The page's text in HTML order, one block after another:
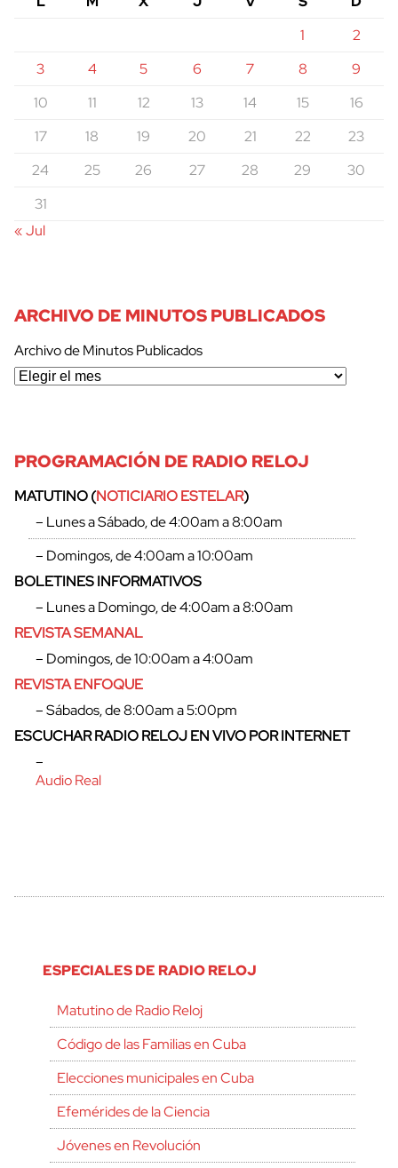
1
2
3
4 5 6 7 8
9
10
11 12 13 14 15
16
17
18 19 20 21 22
23
24
25 26 27 28 29
30
31
« Jul
ARCHIVO DE MINUTOS PUBLICADOS
Archivo de Minutos Publicados
PROGRAMACIÓN DE RADIO RELOJ
MATUTINO (NOTICIARIO ESTELAR)
– Lunes a Sábado, de 4:00am a 8:00am
– Domingos, de 4:00am a 10:00am
BOLETINES INFORMATIVOS
– Lunes a Domingo, de 4:00am a 8:00am
REVISTA SEMANAL
– Domingos, de 10:00am a 4:00am
REVISTA ENFOQUE
– Sábados, de 8:00am a 5:00pm
ESCUCHAR RADIO RELOJ EN VIVO POR INTERNET
–
Audio Real
ESPECIALES DE RADIO RELOJ
Matutino de Radio Reloj
Código de las Familias en Cuba
Elecciones municipales en Cuba
Efemérides de la Ciencia
Jóvenes en Revolución